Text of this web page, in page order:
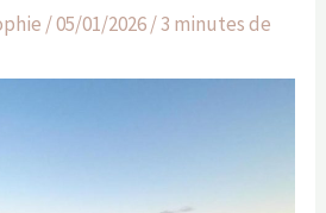
/05/01/2026/3 minutes de